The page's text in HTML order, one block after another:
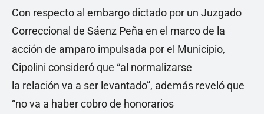
Con respecto al embargo dictado por un Juzgado
Correccional de Sáenz Peña en el marco de la
acción de amparo impulsada por el Municipio,
Cipolini consideró que “al normalizarse
la relación va a ser levantado”, además reveló que
“no va a haber cobro de honorarios